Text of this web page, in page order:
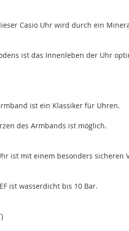
Casio Uhr wird durch ein
ist das Innenleben der Uhr
ist ein Klassiker für Uhren.
des Armbands ist möglich.
ist mit einem besonders
ist wasserdicht bis 10 Bar.